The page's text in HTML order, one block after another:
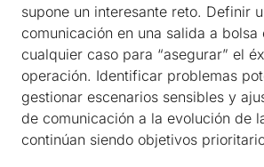
supone un interesante reto. Definir
comunicación en una salida a bolsa
cualquier caso para “asegurar” el
operación. Identificar problemas
gestionar escenarios sensibles y
de comunicación a la evolución de
continúan siendo objetivos